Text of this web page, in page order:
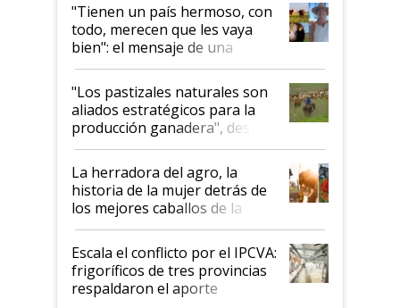
"Tienen un país hermoso, con
todo, merecen que les vaya
bien": el mensaje de una
ganadera uruguaya sobre las
oportunidades que se abren
para el agro en Argentina, con
foco en la carne
"Los pastizales naturales son
aliados estratégicos para la
producción ganadera", destaca
la iniciativa que ya reúne a 46
establecimientos en Argentina
La herradora del agro, la
historia de la mujer detrás de
los mejores caballos de la
Argentina y los mitos que
todavía hacen sufrir a estos
animales: "Mientras me
descalificaban, yo seguí
haciendo currículum"
Escala el conflicto por el IPCVA:
frigoríficos de tres provincias
respaldaron el aporte